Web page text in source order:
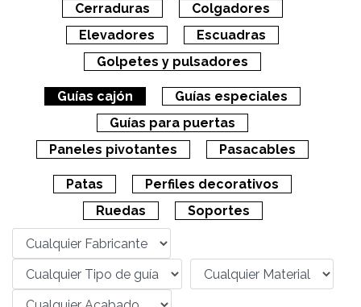
Cerraduras
Colgadores
Elevadores
Escuadras
Golpetes y pulsadores
Guías cajón
Guías especiales
Guías para puertas
Paneles pivotantes
Pasacables
Patas
Perfiles decorativos
Ruedas
Soportes